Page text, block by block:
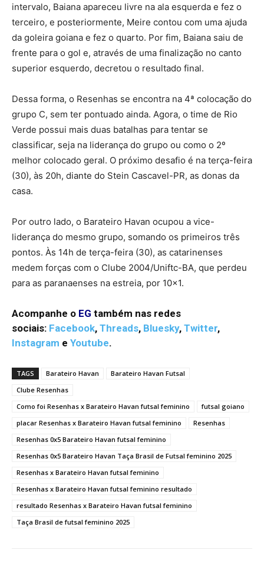
intervalo, Baiana apareceu livre na ala esquerda e fez o
terceiro, e posteriormente, Meire contou com uma ajuda
da goleira goiana e fez o quarto. Por fim, Baiana saiu de
frente para o gol e, através de uma finalização no canto
superior esquerdo, decretou o resultado final.
Dessa forma, o Resenhas se encontra na 4ª colocação do
grupo C, sem ter pontuado ainda. Agora, o time de Rio
Verde possui mais duas batalhas para tentar se
classificar, seja na liderança do grupo ou como o 2º
melhor colocado geral. O próximo desafio é na terça-feira
(30), às 20h, diante do Stein Cascavel-PR, as donas da
casa.
Por outro lado, o Barateiro Havan ocupou a vice-
liderança do mesmo grupo, somando os primeiros três
pontos. Às 14h de terça-feira (30), as catarinenses
medem forças com o Clube 2004/Uniftc-BA, que perdeu
para as paranaenses na estreia, por 10×1.
Acompanhe o EG também nas redes
sociais: Facebook, Threads, Bluesky, Twitter,
Instagram e Youtube.
TAGS Barateiro Havan
Barateiro Havan Futsal
Clube Resenhas
Como foi Resenhas x Barateiro Havan futsal feminino
futsal goiano
placar Resenhas x Barateiro Havan futsal feminino
Resenhas
Resenhas 0x5 Barateiro Havan futsal feminino
Resenhas 0x5 Barateiro Havan Taça Brasil de Futsal feminino 2025
Resenhas x Barateiro Havan futsal feminino
Resenhas x Barateiro Havan futsal feminino resultado
resultado Resenhas x Barateiro Havan futsal feminino
Taça Brasil de futsal feminino 2025